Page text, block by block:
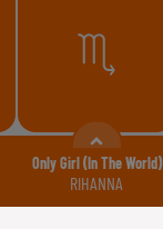
Only Girl (in The World)
RIHANNA
Scorpion